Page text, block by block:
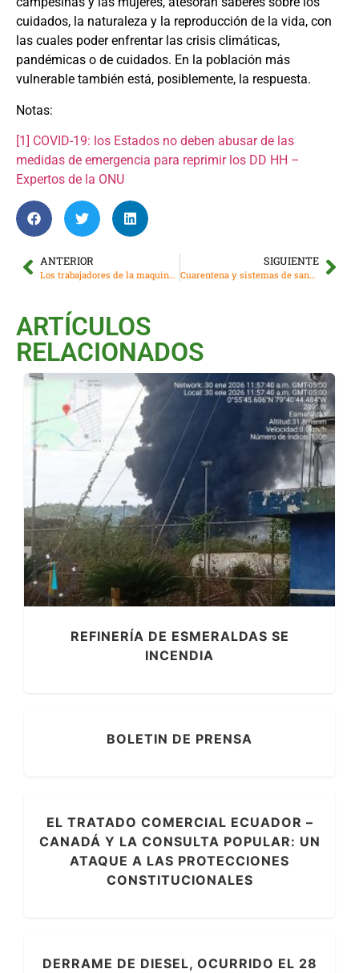
cuidados, la naturaleza y la reproducción de la vida, con
las cuales poder enfrentar las crisis climáticas,
pandémicas o de cuidados. En la población más
vulnerable también está, posiblemente, la respuesta.
Notas:
[1] COVID-19: los Estados no deben abusar de las
medidas de emergencia para reprimir los DD HH –
Expertos de la ONU
ANTERIOR
Los trabajadores de la maquinaria agroexportadora en tiempos de coronavirus
SIGUIENTE
Cuarentena y sistemas de saneamiento ambiental
ARTÍCULOS
RELACIONADOS
REFINERÍA DE ESMERALDAS SE
INCENDIA
BOLETIN DE PRENSA
EL TRATADO COMERCIAL ECUADOR –
CANADÁ Y LA CONSULTA POPULAR: UN
ATAQUE A LAS PROTECCIONES
CONSTITUCIONALES
DERRAME DE DIESEL, OCURRIDO EL 28